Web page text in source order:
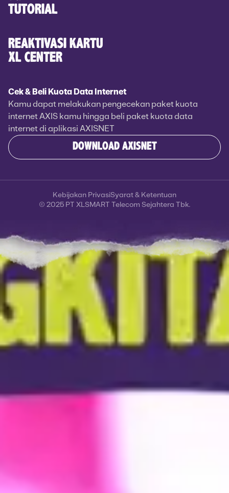
TUTORIAL
REAKTIVASI KARTU
XL CENTER
Cek & Beli Kuota Data Internet
Kamu dapat melakukan pengecekan paket kuota
internet AXIS kamu hingga beli paket kuota data
internet di aplikasi AXISNET
DOWNLOAD AXISNET
© 2025 PT XLSMART Telecom Sejahtera Tbk.
Kebijakan PrivasiSyarat & Ketentuan